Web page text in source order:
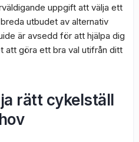
uppgift att välja ett
utbudet av alternativ
är avsedd för att hjälpa dig
att göra ett bra val utifrån ditt
rätt cykelställ